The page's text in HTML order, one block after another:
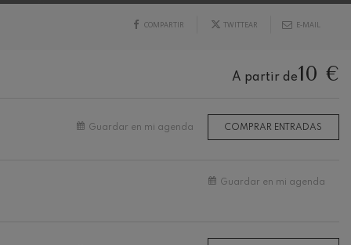
COMPARTIR TWITTEAR E-MAIL
Guardar en mi agenda COMPRAR ENTRADAS
Guardar en mi agenda
A partir de10 €